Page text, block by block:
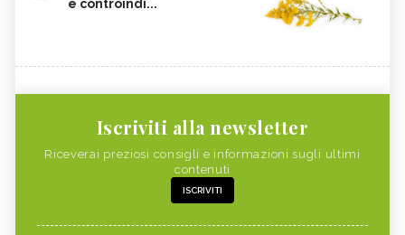
e controindi...
Iscriviti alla newsletter
Riceverai preziosi consigli e informazioni sugli ultimi
contenuti
ISCRIVITI